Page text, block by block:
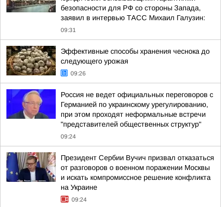
безопасности для РФ со стороны Запада,
заявил в интервью ТАСС Михаил Галузин:
09:31
Эффективные способы хранения чеснока до
следующего урожая
09:26
Россия не ведет официальных переговоров с
Германией по украинскому урегулированию,
при этом проходят неформальные встречи
"представителей общественных структур"
09:24
Президент Сербии Вучич призвал отказаться
от разговоров о военном поражении Москвы
и искать компромиссное решение конфликта
на Украине
09:24